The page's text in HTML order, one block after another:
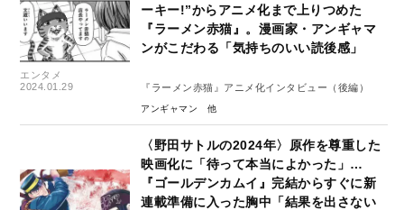
エンタメ
2024.01.29
ーキー!”からアニメ化まで上りつめた
『ラーメン赤猫』。漫画家・アンギャマ
ンがこだわる「気持ちのいい読後感」
『ラーメン赤猫』アニメ化インタビュー（後編）
アンギャマン
〈野田サトルの2024年〉原作を尊重した
映画化に「待って本当によかった」…
『ゴールデンカムイ』完結からすぐに新
連載準備に入った胸中「結果を出さない